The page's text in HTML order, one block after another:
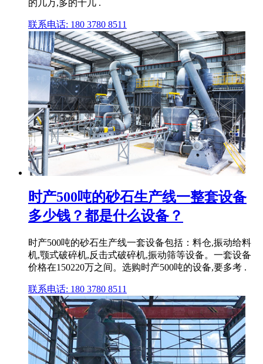
的几万,多的十几 .
联系电话: 180 3780 8511
时产500吨的砂石生产线一整套设备
多少钱？都是什么设备？
时产500吨的砂石生产线一套设备包括：料仓,振动给料
机,颚式破碎机,反击式破碎机,振动筛等设备。一套设备
价格在150220万之间。选购时产500吨的设备,要多考 .
联系电话: 180 3780 8511